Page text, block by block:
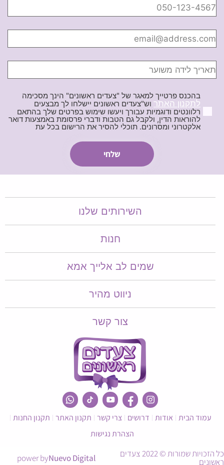
בהכנס פרטייך למאגר של "צעדים ראשונים" הינך מסכימה
לתקנון האתר וש"צעדים ראשונים יישלחו לך מבצעים
רלוונטים ודוגמיות עבורך ויעשו שימוש בפרטים שלך בהתאם
להוראות הדין, ולקבל גם הטבות ודברי פרסומת באמצעות דואר
אלקטרוני ומסרונים. תוכלי להסיר את הרישום בכל עת
השירותים שלנו
חנות
שמים לב אלייך אמא​​
ניווט מהיר
צור קשר
עמוד הבית אודות דרושים צרי קשר תקנון האתר תקנון החנות
הצהרת נגישות
כל הזכויות שמורות © 2022 צעדים
ראשונים power byNuevo Digital